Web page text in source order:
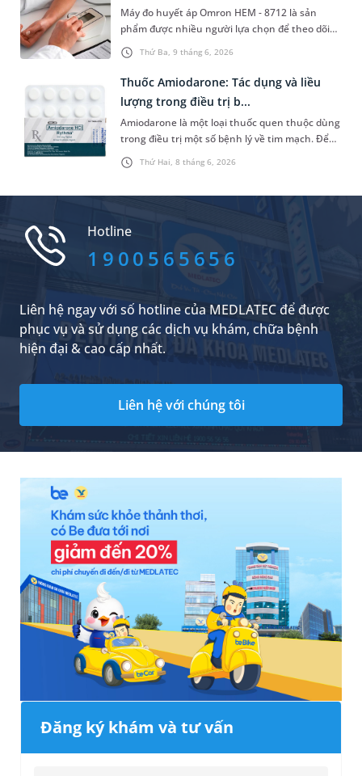
Thứ Ba, 9 tháng 6, 2026
Máy đo huyết áp Omron HEM - 8712 là sản
phẩm được nhiều người lựa chọn để theo dõi
huyết áp bởi nhiều tính năng thuận lợi. Bài viết
sau đây sẽ hướng dẫn bạn dùng máy đúng
cách để có được kết quả chỉ số huyết áp chính
Thứ Hai, 8 tháng 6, 2026
Thuốc Amiodarone: Tác dụng và liều
lượng trong điều trị b...
Amiodarone là một loại thuốc quen thuộc dùng
trong điều trị một số bệnh lý về tim mạch. Để
nắm rõ hơn về tác dụng, chỉ định và liều lượng
khi sử dụng loại thuốc này, bạn đọc có thể
Hotline
1900565656
Liên hệ ngay với số hotline của MEDLATEC để được
phục vụ và sử dụng các dịch vụ khám, chữa bệnh
hiện đại & cao cấp nhất.
Liên hệ với chúng tôi
Đăng ký khám và tư vấn